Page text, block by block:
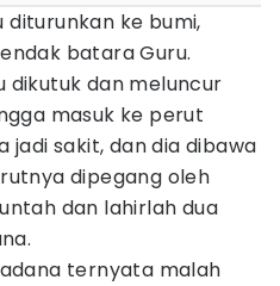
diturunkan ke bumi,
batara Guru.
dikutuk dan meluncur
masuk ke perut
jadi sakit, dan dia dibawa
dipegang oleh
dan lahirlah dua
ternyata malah